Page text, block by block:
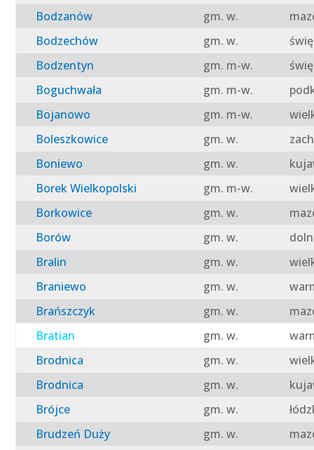
Bodzanów
gm. w.
Bodzechów
gm. w.
Bodzentyn
gm. m-w.
Boguchwała
gm. m-w.
Bojanowo
gm. m-w.
Boleszkowice
gm. w.
Boniewo
gm. w.
Borek Wielkopolski
gm. m-w.
Borkowice
gm. w.
Borów
gm. w.
Bralin
gm. w.
Braniewo
gm. w.
Brańszczyk
gm. w.
Bratian
gm. w.
Brodnica
gm. w.
Brodnica
gm. w.
Brójce
gm. w.
Brudzeń Duży
gm. w.